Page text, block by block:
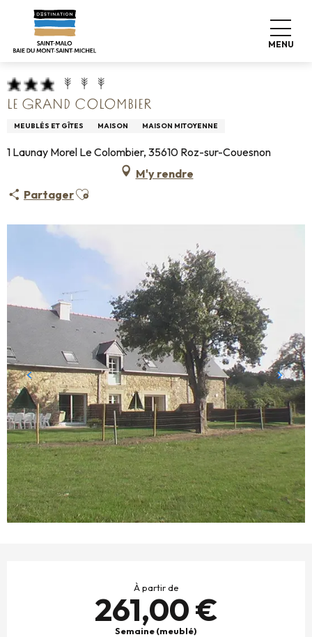
contenu
MENU
Accueil Pro & Presse
Hébergements Infos +
Meublés de tourisme
LE GRAND COLOMBIER
MEUBLÉS ET GÎTES MAISON MAISON MITOYENNE
1 Launay Morel Le Colombier, 35610 Roz-sur-Couesnon
M'y rendre
PartagerAjouter aux favoris
À partir de
261,00 €
Semaine (meublé)